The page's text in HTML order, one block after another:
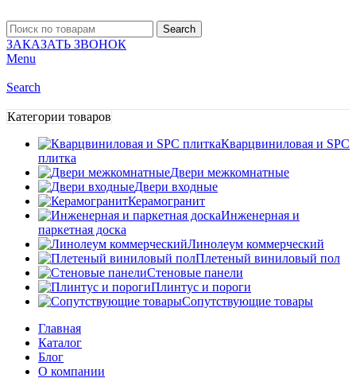
Search
ЗАКАЗАТЬ ЗВОНОК
Menu
Search
Категории товаров
Кварцвиниловая и SPC
плитка
Двери межкомнатные
Двери входные
Керамогранит
Инженерная и
паркетная доска
Линолеум коммерческий
Плетеный виниловый пол
Стеновые панели
Плинтус и пороги
Сопутствующие товары
Главная
Каталог
Блог
О компании